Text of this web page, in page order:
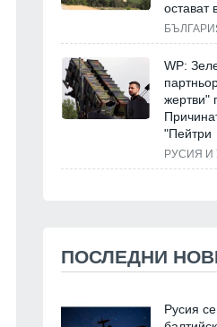
остават
WP:
жертви"
"Пейтри
РУСИЯ И
ПОСЛЕДНИ
Русия